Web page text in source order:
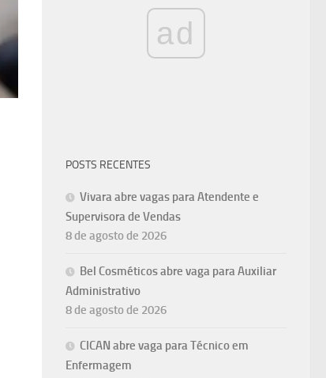
ad
POSTS RECENTES
Vivara abre vagas para Atendente e
Supervisora de Vendas
8 de agosto de 2026
Bel Cosméticos abre vaga para Auxiliar
Administrativo
8 de agosto de 2026
CICAN abre vaga para Técnico em
Enfermagem